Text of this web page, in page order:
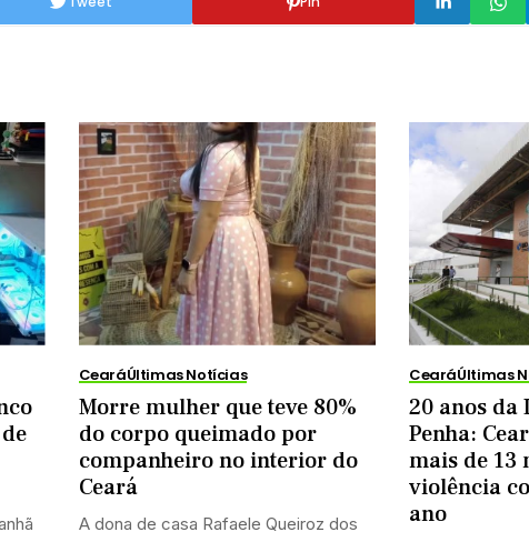
CearáÚltimas Notícias
Morre mulher que teve 80%
do corpo queimado por
companheiro no interior do
Ceará
A dona de casa Rafaele Queiroz dos
CearáÚltimas
20 anos da
Penha:
mais de 13
violência
ano